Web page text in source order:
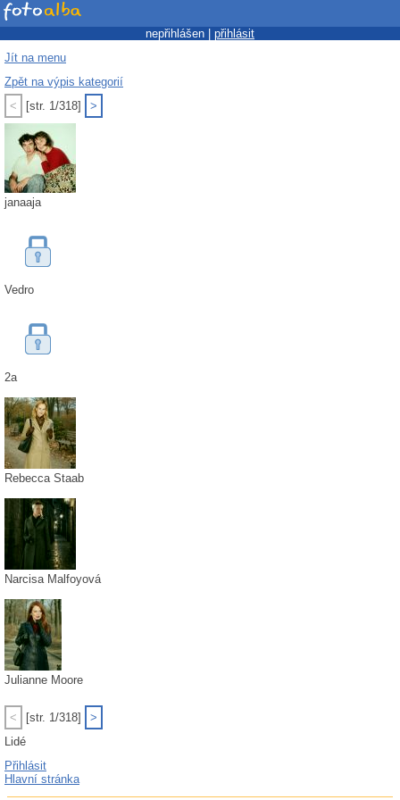
nepřihlášen | přihlásit
Jít na menu
Zpět na výpis kategorií
<
[str. 1/318] >
janaaja
Vedro
2a
Rebecca Staab
Narcisa Malfoyová
Julianne Moore
< [str. 1/318]
>
Lidé
Přihlásit
Hlavní stránka